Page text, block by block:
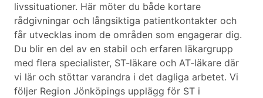
livssituationer. Här möter du både kortare
rådgivningar och långsiktiga patientkontakter och
får utvecklas inom de områden som engagerar dig.
Du blir en del av en stabil och erfaren läkargrupp
med flera specialister, ST-läkare och AT-läkare där
vi lär och stöttar varandra i det dagliga arbetet. Vi
följer Region Jönköpings upplägg för ST i